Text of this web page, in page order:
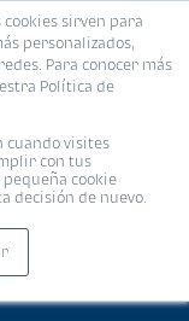
cookies sirven para
personalizados,
Para conocer más
Política de
cuando visites
con tus
cookie
decisión de nuevo.
MENÚ